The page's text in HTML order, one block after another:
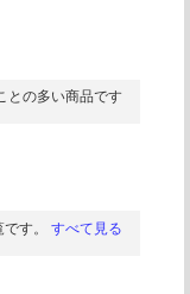
との多い商品です
す。 すべて見る